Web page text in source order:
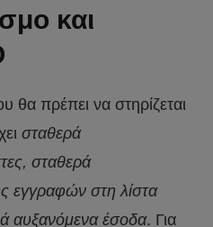
και
θα πρέπει να στηρίζεται
σταθερά
σταθερά
εγγραφών στη λίστα
αυξανόμενα έσοδα. Για